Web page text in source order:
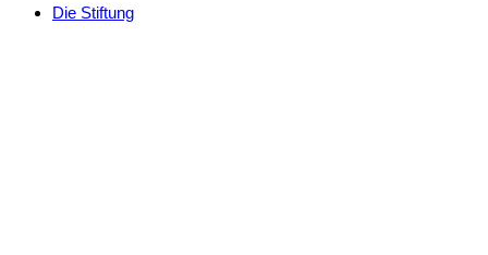
Die Stiftung